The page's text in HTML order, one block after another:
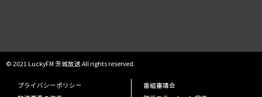
© 2021 LuckyFM 茨城放送 All rights reserved.
プライバシーポリシー
番組審議会